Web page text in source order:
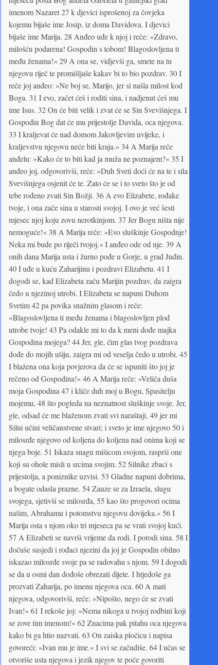
imenom Nazaret 27 k djevici isprošenoj za čovjeka
kojemu bijaše ime Josip, iz doma Davidova. I djevici
bijaše ime Marija. 28 Anđeo uđe k njoj i reče: »Zdravo,
milošću podarena! Gospodin s tobom! Blagoslovljena ti
među ženama!« 29 A ona se, vidjevši ga, smete na tu
njegovu riječ te promišljaše kakav bi to bio pozdrav. 30 I
reče joj anđeo: »Ne boj se, Marijo, jer si našla milost kod
Boga. 31 I evo, začet ćeš i roditi sina, i nadjenut ćeš mu
ime Isus. 32 On će biti velik i zvat će se Sin Svevišnjega. I
Gospodin Bog dat će mu prijestolje Davida, oca njegova.
33 I kraljevat će nad domom Jakovljevim uvijeke, i
kraljevstvu njegovu neće biti kraja.« 34 A Marija reče
anđelu: »Kako će to biti kad ja muža ne poznajem?« 35 I
anđeo joj, odgovorivši, reče: »Duh Sveti doći će na te i sila
Svevišnjega osjenit će te. Zato će se i to sveto što je od
tebe rođeno zvati Sin Božji. 36 A evo Elizabete, rođake
tvoje, i ona zače sina u starosti svojoj. I ovo je već šesti
mjesec njoj koju zovu nerotkinjom. 37 Jer Bogu ništa nije
nemoguće!« 38 A Marija reče: »Evo sluškinje Gospodnje!
Neka mi bude po riječi tvojoj.« I anđeo ode od nje. 39 A
onih dana Marija usta i žurno pođe u Gorje, u grad Judin.
40 I uđe u kuću Zaharijinu i pozdravi Elizabetu. 41 I
dogodi se, kad Elizabeta začu Marijin pozdrav, da zaigra
čedo u njezinoj utrobi. I Elizabeta se napuni Duhom
Svetim 42 pa povika snažnim glasom i reče:
»Blagoslovljena ti među ženama i blagoslovljen plod
utrobe tvoje! 43 Pa odakle mi to da k meni dođe majka
Gospodina mojega? 44 Jer, gle, čim glas tvog pozdrava
dođe do mojih ušiju, zaigra mi od veselja čedo u utrobi. 45
I blažena ona koja povjerova da će se ispuniti što joj je
rečeno od Gospodina!« 46 A Marija reče: »Veliča duša
moja Gospodina 47 i kliče duh moj u Bogu, Spasitelju
mojemu, 48 što pogleda na neznatnost sluškinje svoje. Jer,
gle, odsad će me blaženom zvati svi naraštaji, 49 jer mi
Silni učini veličanstvene stvari; i sveto je ime njegovo 50 i
milosrđe njegovo od koljena do koljena nad onima koji se
njega boje. 51 Iskaza snagu mišicom svojom, rasprši one
koji su ohole misli u srcima svojim. 52 Silnike zbaci s
prijestolja, a poniznike uzvisi. 53 Gladne napuni dobrima,
a bogate odasla prazne. 54 Zauze se za Izraela, slugu
svojega, sjetivši se milosrđa, 55 kao što progovori ocima
našim, Abrahamu i potomstvu njegovu dovijeka.« 56 I
Marija osta s njom oko tri mjeseca pa se vrati svojoj kući.
57 A Elizabeti se navrši vrijeme da rodi. I porodi sina. 58 I
dočuše susjedi i rođaci njezini da joj je Gospodin obilno
iskazao milosrđe svoje pa se radovahu s njom. 59 I dogodi
se da u osmi dan dođoše obrezati dijete. I htjedoše ga
prozvati Zaharija, po imenu njegova oca. 60 A mati
njegova, odgovorivši, reče: »Nipošto, nego će se zvati
Ivan!« 61 I rekoše joj: »Nema nikoga u tvojoj rodbini koji
se zove tim imenom!« 62 Znacima pak pitahu oca njegova
kako bi ga htio nazvati. 63 On zaiska pločicu i napisa
govoreći: »Ivan mu je ime.« I svi se začudiše. 64 I učas se
otvoriše usta njegova i jezik njegov te poče govoriti